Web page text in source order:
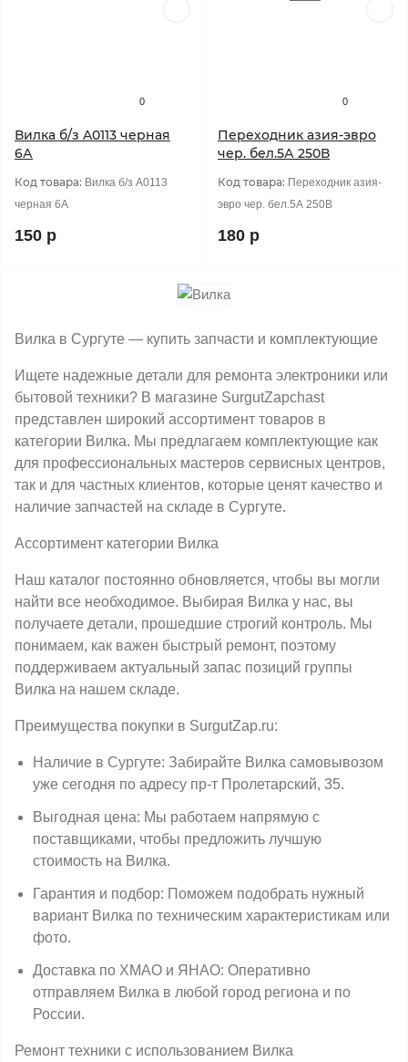
0
Вилка б/з A0113 черная
6А
Код товара: Вилка б/з A0113
черная 6А
150 р
0
Переходник азия-эвро
чер. бел.5А 250В
Код товара: Переходник азия-
эвро чер. бел.5А 250В
180 р
Вилка в Сургуте — купить запчасти и комплектующие
Ищете надежные детали для ремонта электроники или
бытовой техники? В магазине SurgutZapchast
представлен широкий ассортимент товаров в
категории Вилка. Мы предлагаем комплектующие как
для профессиональных мастеров сервисных центров,
так и для частных клиентов, которые ценят качество и
наличие запчастей на складе в Сургуте.
Ассортимент категории Вилка
Наш каталог постоянно обновляется, чтобы вы могли
найти все необходимое. Выбирая Вилка у нас, вы
получаете детали, прошедшие строгий контроль. Мы
понимаем, как важен быстрый ремонт, поэтому
поддерживаем актуальный запас позиций группы
Вилка на нашем складе.
Преимущества покупки в SurgutZap.ru:
Наличие в Сургуте: Забирайте Вилка самовывозом
уже сегодня по адресу пр-т Пролетарский, 35.
Выгодная цена: Мы работаем напрямую с
поставщиками, чтобы предложить лучшую
стоимость на Вилка.
Гарантия и подбор: Поможем подобрать нужный
вариант Вилка по техническим характеристикам или
фото.
Доставка по ХМАО и ЯНАО: Оперативно
отправляем Вилка в любой город региона и по
России.
Ремонт техники с использованием Вилка